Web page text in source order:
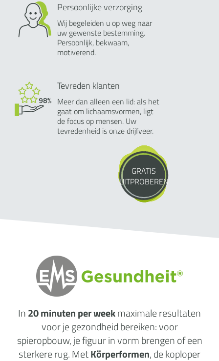
Persoonlijke verzorging
Wij begeleiden u op weg naar
uw gewenste bestemming.
Persoonlijk, bekwaam,
motiverend.
Tevreden klanten
Meer dan alleen een lid: als het
gaat om lichaamsvormen, ligt
de focus op mensen. Uw
tevredenheid is onze drijfveer.
GRATIS
UITPROBEREN
In20 minuten per weekmaximaleresultaten
voor je gezondheidbereiken: voor
spieropbouw, je figuur in vorm brengen of een
sterkere rug. MetKörperformen, de koploper